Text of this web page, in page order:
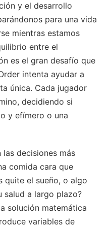
y el desarrollo
para una vida
mientras estamos
entre el
es el gran desafío que
intenta ayudar a
única. Cada jugador
decidiendo si
y efímero o una
las decisiones más
comida cara que
quite el sueño, o algo
salud a largo plazo?
solución matemática
variables de